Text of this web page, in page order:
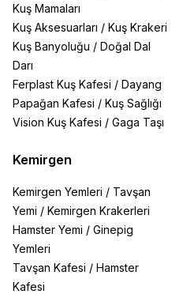
Kuş Mamaları
Kuş Aksesuarları / Kuş Krakeri
Kuş Banyoluğu / Doğal Dal
Darı
Ferplast Kuş Kafesi / Dayang
Papağan Kafesi / Kuş Sağlığı
Vision Kuş Kafesi / Gaga Taşı
Kemirgen
Kemirgen Yemleri / Tavşan
Yemi / Kemirgen Krakerleri
Hamster Yemi / Ginepig
Yemleri
Tavşan Kafesi / Hamster
Kafesi